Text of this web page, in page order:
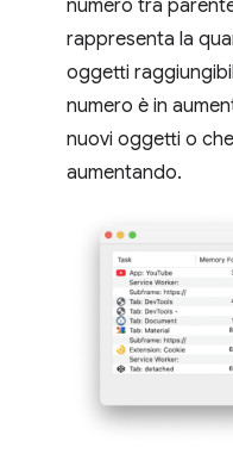
numero tra
rappresenta la
oggetti
numero è in
nuovi oggetti o
aumentando.